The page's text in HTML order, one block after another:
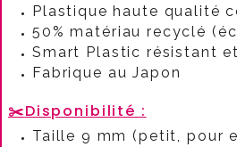
Plastique haute qualité
50% matériau recyclé
Smart Plastic résistant
Fabrique au Japon​
✂️Disponibilité :​
Taille 9 mm (petit, pour